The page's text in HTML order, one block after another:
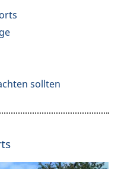
sollten